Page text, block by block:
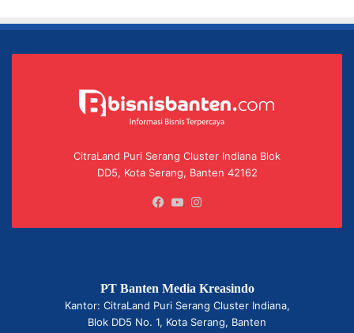
CitraLand Puri Serang Cluster Indiana Blok
DD5, Kota Serang, Banten 42162
Facebook
YouTube
PT Banten Media Kreasindo
Kantor: CitraLand Puri Serang Cluster Indiana,
Blok DD5 No. 1, Kota Serang, Banten